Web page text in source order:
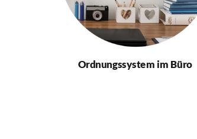
Ordnungssystem im Büro